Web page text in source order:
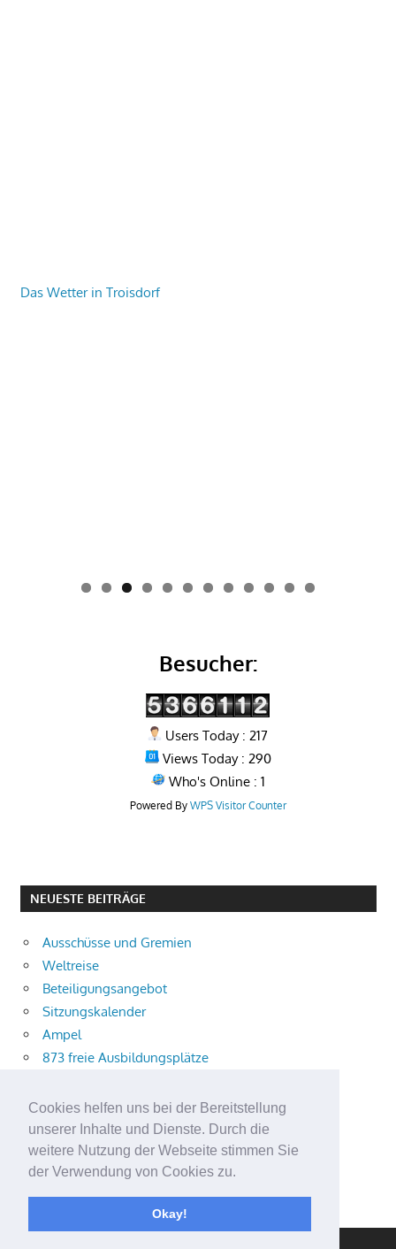
Cookies helfen uns bei der Bereitstellung
unserer Inhalte und Dienste. Durch die
weitere Nutzung der Webseite stimmen Sie
der Verwendung von Cookies zu.
Okay!
Das Wetter in Troisdorf
0 1 2
Besucher:
Users Today : 217
Views Today : 290
Who's Online : 1
Powered By WPS Visitor Counter
NEUESTE BEITRÄGE
Ausschüsse und Gremien
Weltreise
Beteiligungsangebot
Sitzungskalender
Ampel
873 freie Ausbildungsplätze
Aktuelle Verkehrsmeldungen
Terracliff
Wärmeplanung
Demokratie-Tag 2026
Neuer Jahrgang